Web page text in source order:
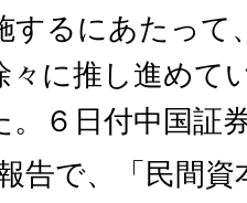
するにあたって
々に推し進めて
。６日付中国証
告で、「民間